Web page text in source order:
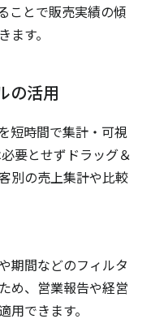
ことで販売実績の傾
す。
の活用
短時間で集計・可視
要とせずドラッグ＆
別の売上集計や比較
期間などのフィルタ
め、営業報告や経営
できます。